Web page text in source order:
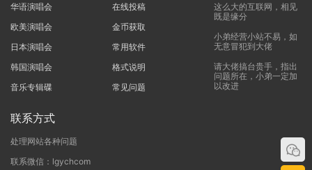
华语演唱会
欧美演唱会
日本演唱会
韩国演唱会
音乐专辑碟
在线投稿
金币获取
常用软件
格式说明
常见问题
这么大的互联网，相见
既是缘分
小弟经营小站不易，如
无意冒犯到大佬
请大佬搞台贵手，指出
问题所在，小弟一定加
以改进
联系方式
处理网站各种问题
联系微信：lgychcom